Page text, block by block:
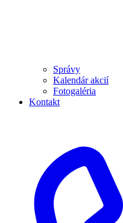
Správy
Kalendár akcií
Fotogaléria
Kontakt